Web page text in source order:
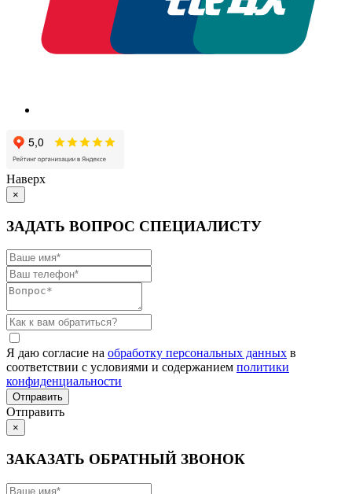
Наверх
×
ЗАДАТЬ ВОПРОС СПЕЦИАЛИСТУ
Я даю согласие на обработку персональных данных в
соответствии с условиями и содержанием политики
конфиденциальности
Отправить
×
ЗАКАЗАТЬ ОБРАТНЫЙ ЗВОНОК